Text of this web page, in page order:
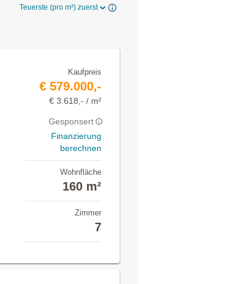
Teuerste (pro m²) zuerst
Kaufpreis
€ 579.000,-
€ 3.618,- / m²
Gesponsert
Finanzierung
berechnen
Wohnfläche
160 m²
Zimmer
7